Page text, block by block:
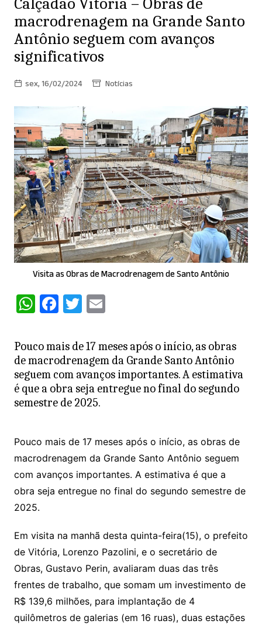
macrodrenagem na Grande Santo
Antônio seguem com avanços
significativos
sex, 16/02/2024 Notícias
Visita as Obras de Macrodrenagem de Santo Antônio
W
at
s
A
p
F
c
e
b
o
k
T
itt
er
E
ai
l
Pouco mais de 17 meses após o início, as obras
de macrodrenagem da Grande Santo Antônio
seguem com avanços importantes. A estimativa
é que a obra seja entregue no final do segundo
semestre de 2025.
Pouco mais de 17 meses após o início, as obras de
macrodrenagem da Grande Santo Antônio seguem
com avanços importantes. A estimativa é que a
obra seja entregue no final do segundo semestre de
2025.
Em visita na manhã desta quinta-feira(15), o prefeito
de Vitória, Lorenzo Pazolini, e o secretário de
Obras, Gustavo Perin, avaliaram duas das três
frentes de trabalho, que somam um investimento de
R$ 139,6 milhões, para implantação de 4
quilômetros de galerias (em 16 ruas), duas estações